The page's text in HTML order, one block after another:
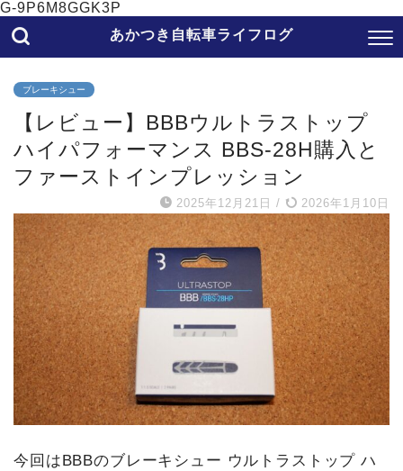
G-9P6M8GGK3P
あかつき自転車ライフログ
ブレーキシュー
【レビュー】BBBウルトラストップ
ハイパフォーマンス BBS-28H購入と
ファーストインプレッション
2025年12月21日 / 2026年1月10日
今回はBBBのブレーキシュー ウルトラストップ ハ